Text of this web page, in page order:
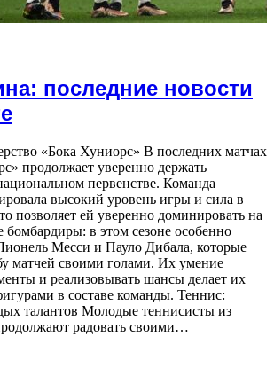
последние новости
«Бока Хуниорс» В последних матчах
продолжает уверенно держать
первенстве. Команда
высокий уровень игры и сила в
позволяет ей уверенно доминировать на
в этом сезоне особенно
Месси и Пауло Дибала, которые
матчей своими голами. Их умение
и реализовывать шансы делает их
в составе команды. Теннис:
талантов Молодые теннисисты из
радовать своими…